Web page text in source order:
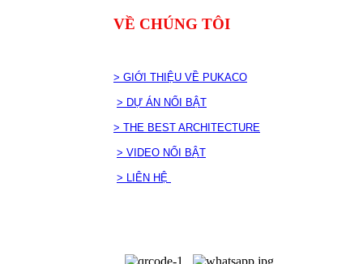
VỀ CHÚNG TÔI
> GIỚI THIỆU VỀ PUKACO
> DỰ ÁN NỔI BẬT
> THE BEST ARCHITECTURE
> VIDEO NỔI BẬT
> LIÊN HỆ